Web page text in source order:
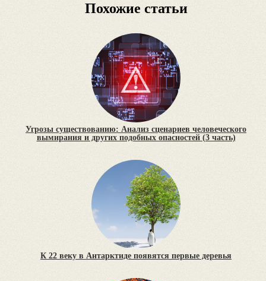
Похожие статьи
Угрозы существованию: Анализ сценариев человеческого
вымирания и других подобных опасностей (3 часть)
К 22 веку в Антарктиде появятся первые деревья